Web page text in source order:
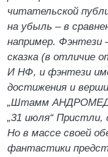
читательской
на убыль – в
например. Фэнтези
сказка (в отличие
И НФ, и фэнтези
достижения и
„Штамм
„31 июля“ Пристли,
Но в массе своей
фантастики